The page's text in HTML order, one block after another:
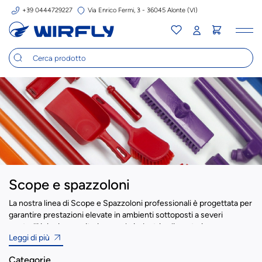
+39 0444729227 Via Enrico Fermi, 3 - 36045 Alonte (VI)
Scope e spazzoloni
La nostra linea di Scope e Spazzoloni professionali è progettata per
garantire prestazioni elevate in ambienti sottoposti a severi
controlli igienico-sanitari, come le industrie alimentari,
farmaceutiche, nutraceutiche e cosmetiche.
Leggi di più